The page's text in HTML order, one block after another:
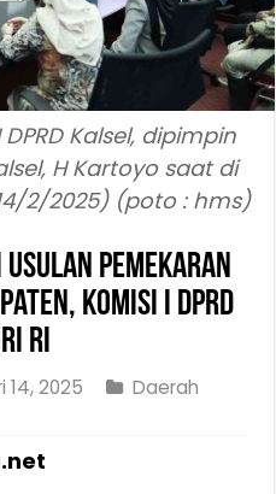
Kalsel, dipimpin
H Kartoyo saat di
2/2025) (poto : hms)
Pemekaran
Komisi I DPRD
RI
14, 2025
Daerah